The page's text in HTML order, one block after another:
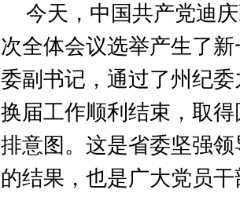
今天，中国共产党迪
次全体会议选举产生了
委副书记，通过了州纪
换届工作顺利结束，取
排意图。这是省委坚强
的结果，也是广大党员